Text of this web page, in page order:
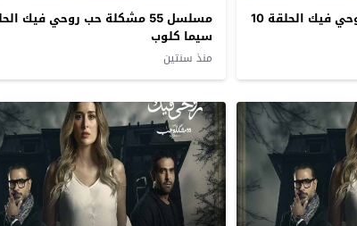
مسلسل 55 مشكلة حب روحي فيك الحلقة 10
سيما كلوب
منذ سنتين